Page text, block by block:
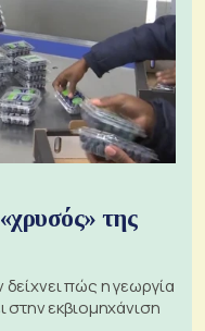
της
πώς η γεωργία
εκβιομηχάνιση